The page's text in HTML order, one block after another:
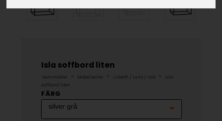
Isla soffbord liten
hemmöbler Möbelserier Lisbeth / Luna / Isla
Isla
soffbord liten
FÄRG